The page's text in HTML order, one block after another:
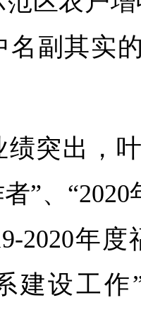
名副其实
绩突出，
”、
2020年
建设工